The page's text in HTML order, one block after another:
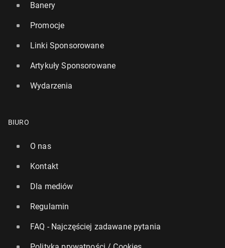
Banery
Promocje
Linki Sponsorowane
Artykuły Sponsorowane
Wydarzenia
BIURO
O nas
Kontakt
Dla mediów
Regulamin
FAQ - Najczęściej zadawane pytania